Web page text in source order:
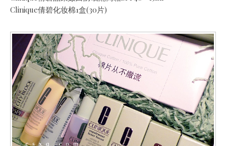
Clinique倩碧化妆棉1盒(30片)